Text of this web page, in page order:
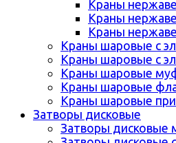
Краны
Краны
Краны
Краны шаровые с
Краны шаровые с
Краны шаровые
Краны шаровые
Краны шаровые
Затворы дисковые
Затворы дисковые